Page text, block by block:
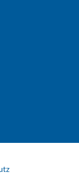
auf Instagram
der eNu